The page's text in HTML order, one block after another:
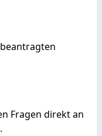
Fragen direkt an